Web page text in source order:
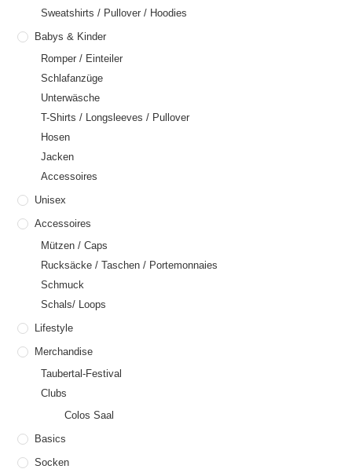
Sweatshirts / Pullover / Hoodies
Babys & Kinder
Romper / Einteiler
Schlafanzüge
Unterwäsche
T-Shirts / Longsleeves / Pullover
Hosen
Jacken
Accessoires
Unisex
Accessoires
Mützen / Caps
Rucksäcke / Taschen / Portemonnaies
Schmuck
Schals/ Loops
Lifestyle
Merchandise
Taubertal-Festival
Clubs
Colos Saal
Basics
Socken